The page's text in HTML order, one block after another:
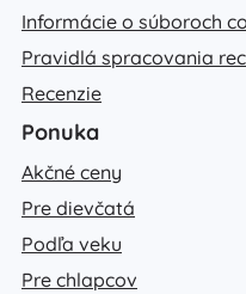
Informácie o súboroch
Pravidlá spracovania
Recenzie
Ponuka
Akčné ceny
Pre dievčatá
Podľa veku
Pre chlapcov